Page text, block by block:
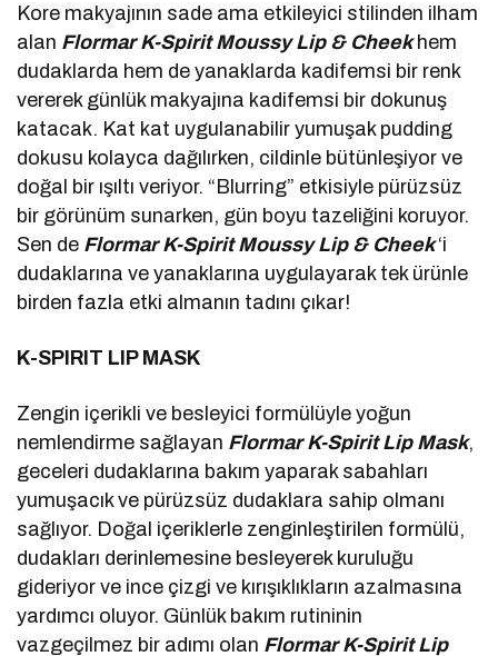
Kore makyajının sade ama etkileyici stilinden ilham
alan Flormar K-Spirit Moussy Lip & Cheekhem
dudaklarda hem de yanaklarda kadifemsi bir renk
vererek günlük makyajına kadifemsi bir dokunuş
katacak. Kat kat uygulanabilir yumuşak pudding
dokusu kolayca dağılırken, cildinle bütünleşiyor ve
doğal bir ışıltı veriyor. “Blurring” etkisiyle pürüzsüz
bir görünüm sunarken, gün boyu tazeliğini koruyor.
Sen de Flormar K-Spirit Moussy Lip & Cheek‘i
dudaklarına ve yanaklarına uygulayarak tek ürünle
birden fazla etki almanın tadını çıkar!
K-SPIRIT LIP MASK
Zengin içerikli ve besleyici formülüyle yoğun
nemlendirme sağlayan Flormar K-Spirit Lip Mask,
geceleri dudaklarına bakım yaparak sabahları
yumuşacık ve pürüzsüz dudaklara sahip olmanı
sağlıyor. Doğal içeriklerle zenginleştirilen formülü,
dudakları derinlemesine besleyerek kuruluğu
gideriyor ve ince çizgi ve kırışıklıkların azalmasına
yardımcı oluyor. Günlük bakım rutininin
vazgeçilmez bir adımı olan Flormar K-Spirit Lip